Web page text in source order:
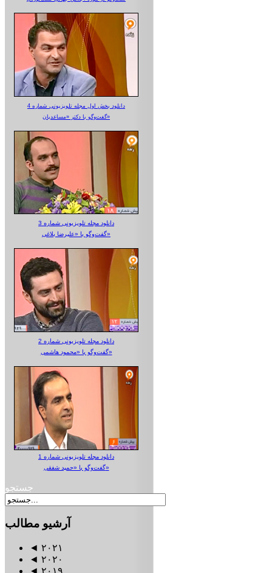
دانلود بخش اول مجله تلویزیونی شماره 4
گفت‌وگو با دکتر «مساعدیان»
دانلود مجله تلویزیونی شماره 3
گفت‌وگو با «علیرضا بلاغی»
دانلود مجله تلویزیونی شماره 2
گفت‌وگو با «محمود هاشمی»
دانلود مجله تلویزیونی شماره 1
گفت‌وگو با «حمید شفقی»
جستجو
آرشیو مطالب
◄ ۲۰۲۱
◄ ۲۰۲۰
◄ ۲۰۱۹